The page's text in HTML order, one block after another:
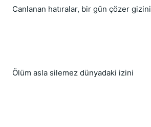
Canlanan hatıralar, bir gün çözer gizini
Ölüm asla silemez dünyadaki izini